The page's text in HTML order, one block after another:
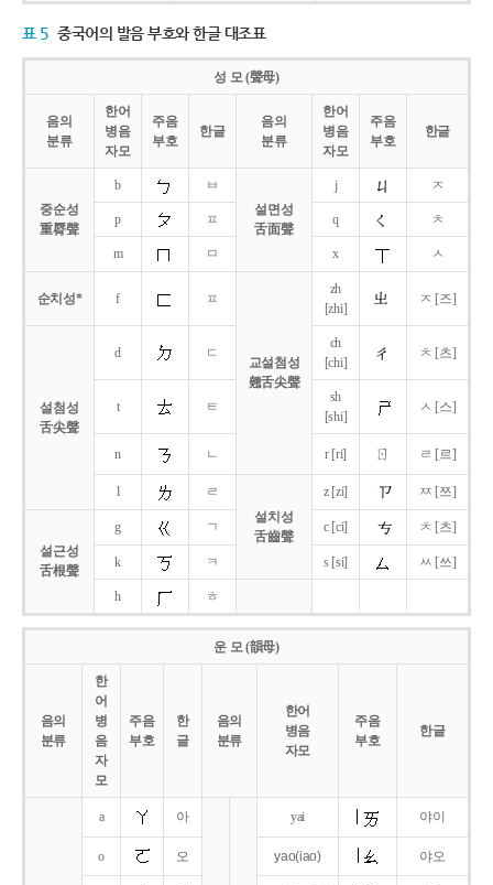
표 5 중국어의 발음 부호와 한글 대조표
성 모 (聲母)
음의
분류
한어
병음
자모
주음
부호
한글
음의
분류
한어
병음
자모
주음
부호
한글
중순성
重脣聲
b
ㅂ
설면성
舌面聲
j ㅈ
p ㅍ q ㅊ
m ㅁ x ㅅ
순치성* f ㅍ
교설첨성
翹舌尖聲
zh
[zhi]
ㅈ [즈]
설첨성
舌尖聲
d ㄷ
ch
[chi]
ㅊ [츠]
t ㅌ
sh
[shi]
ㅅ [스]
n ㄴ r [ri] ㄖ ㄹ [르]
l
ㄹ
설치성
舌齒聲
z [zi] ㅉ [쯔]
설근성
舌根聲
g ㄱ c [ci] ㅊ [츠]
k ㅋ s [si] ㅆ [쓰]
h ㅎ
운 모 (韻母)
음의
분류
한
어
병
음
자
모
주음
부호
한
글
음의
분류
한어
병음
자모
주음
부호
한글
a 아 yai 야이
o 오 yao(iao) 야오